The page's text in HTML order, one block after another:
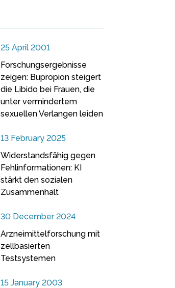
25 April 2001
Forschungsergebnisse
zeigen: Bupropion steigert
die Libido bei Frauen, die
unter vermindertem
sexuellen Verlangen leiden
13 February 2025
Widerstandsfähig gegen
Fehlinformationen: KI
stärkt den sozialen
Zusammenhalt
30 December 2024
Arzneimittelforschung mit
zellbasierten
Testsystemen
15 January 2003